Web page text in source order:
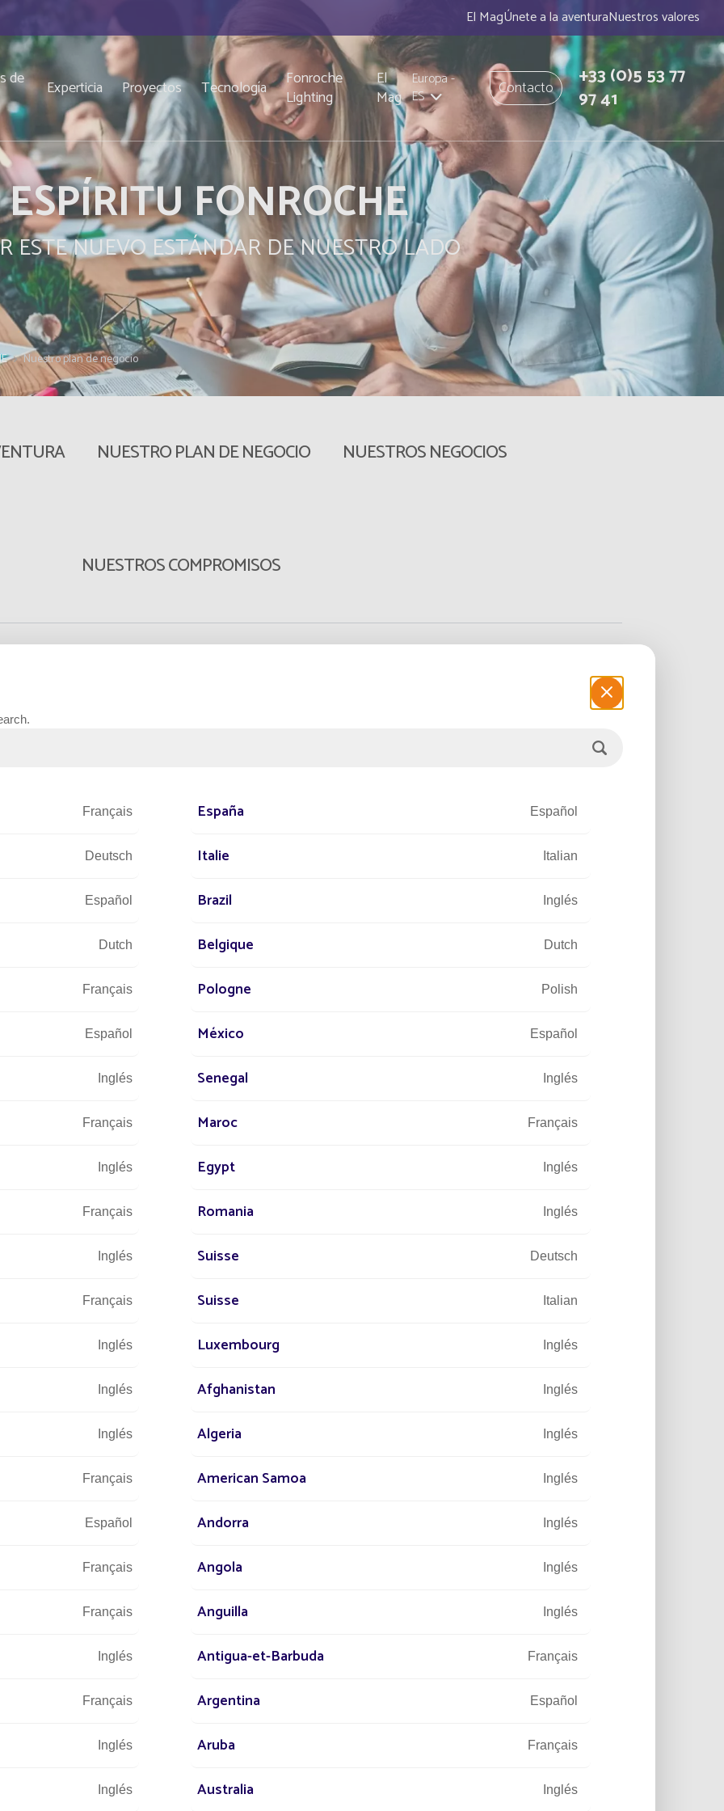
El MagÚnete a la aventuraNuestros valores
de
Experticia Proyectos Tecnología
Fonroche
Lighting
El
Mag
Europa-
ES
Contacto +33(0)5 53 77
97 41
FONROCHE
ESTE NUEVO ESTÁNDAR DE NUESTRO LADO
Nuestro plan de negocio
NUESTRO PLAN DE NEGOCIO NUESTROS NEGOCIOS
NUESTROS COMPROMISOS
valores sólidos:
COMPROMISO
ASUNCIÓN DE RIESGOS
promoviendo la marca Fonroche Lighting convirtiendo el alumbrado público solar en el nuevo
en mente, buscamos nuevo talento para
reforzar nuestros equipos.
Français España Español
Deutsch Italie Italian
Español Brazil Inglés
Dutch Belgique Dutch
Français Pologne Polish
Español México Español
Inglés Senegal Inglés
Français Maroc Français
Inglés Egypt Inglés
Français Romania Inglés
Inglés Suisse Deutsch
Français Suisse Italian
Inglés Luxembourg Inglés
Inglés Afghanistan Inglés
Inglés Algeria Inglés
Français American Samoa Inglés
Español Andorra Inglés
Français Angola Inglés
Français Anguilla Inglés
Inglés Antigua-et-Barbuda Français
Français Argentina Español
Inglés Aruba Français
Inglés Australia Inglés